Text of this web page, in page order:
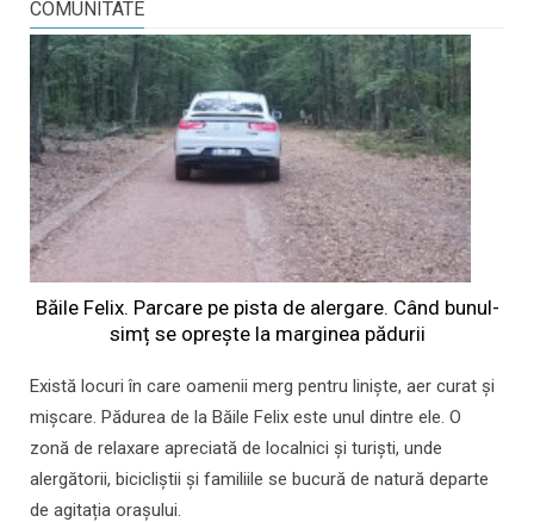
COMUNITATE
Băile Felix. Parcare pe pista de alergare. Când bunul-
simț se oprește la marginea pădurii
Există locuri în care oamenii merg pentru liniște, aer curat și
mișcare. Pădurea de la Băile Felix este unul dintre ele. O
zonă de relaxare apreciată de localnici și turiști, unde
alergătorii, bicicliștii și familiile se bucură de natură departe
de agitația orașului.